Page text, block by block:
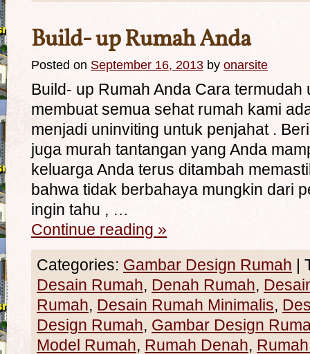
Build- up Rumah Anda
Posted on September 16, 2013 by onarsite
Build- up Rumah Anda Cara termudah
membuat semua sehat rumah kami
menjadi uninviting untuk penjahat .
juga murah tantangan yang Anda
keluarga Anda terus ditambah
bahwa tidak berbahaya mungkin dari
ingin tahu , …
Continue reading »
Categories: Gambar Design Rumah |
Desain Rumah, Denah Rumah,
Rumah, Desain Rumah Minimalis,
Design Rumah, Gambar Design
Model Rumah, Rumah Denah,